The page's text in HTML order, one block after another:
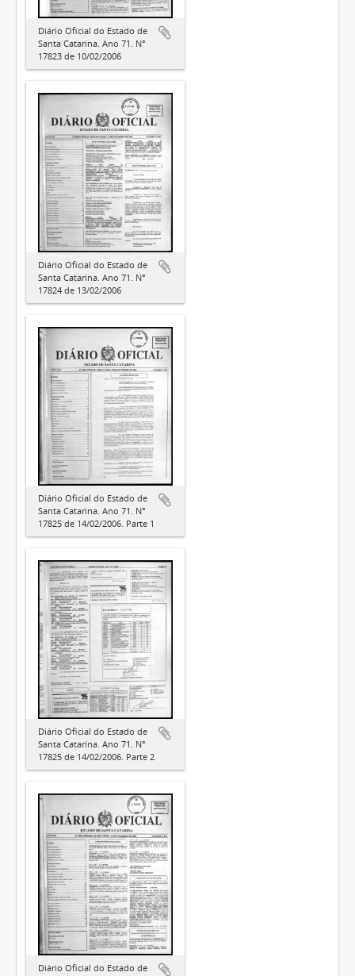
Diário Oficial do Estado de
Santa Catarina. Ano 71. N°
17823 de 10/02/2006
Diário Oficial do Estado de
Santa Catarina. Ano 71. N°
17824 de 13/02/2006
Diário Oficial do Estado de
Santa Catarina. Ano 71. N°
17825 de 14/02/2006. Parte 1
Diário Oficial do Estado de
Santa Catarina. Ano 71. N°
17825 de 14/02/2006. Parte 2
Diário Oficial do Estado de